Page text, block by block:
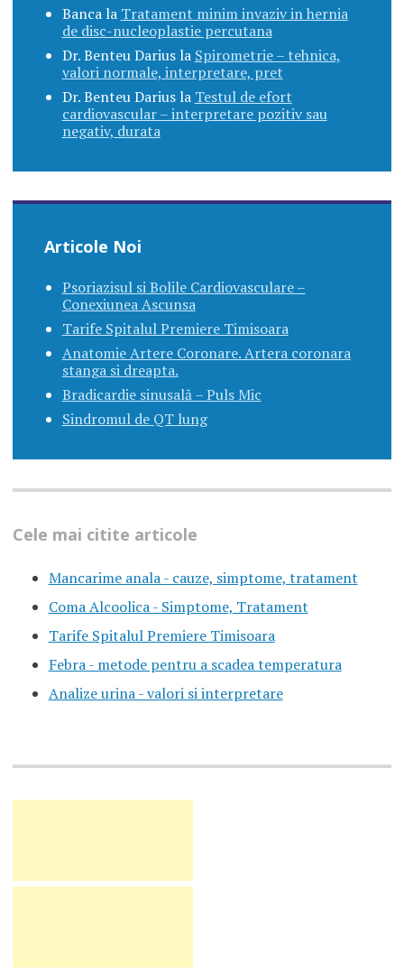
Bancala Tratament minim invaziv in hernia
de disc-nucleoplastie percutana
Dr. Benteu Dariusla Spirometrie – tehnica,
valori normale, interpretare, pret
Dr. Benteu Dariusla Testul de efort
cardiovascular – interpretare pozitiv sau
negativ, durata
Articole Noi
Psoriazisul si Bolile Cardiovasculare –
Conexiunea Ascunsa
Tarife Spitalul Premiere Timisoara
Anatomie Artere Coronare. Artera coronara
stanga si dreapta.
Bradicardie sinusală – Puls Mic
Sindromul de QT lung
Cele mai citite articole
Mancarime anala - cauze, simptome, tratament
Coma Alcoolica - Simptome, Tratament
Tarife Spitalul Premiere Timisoara
Febra - metode pentru a scadea temperatura
Analize urina - valori si interpretare